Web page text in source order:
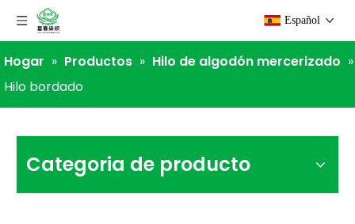
Español
Hogar » Productos » Hilo de algodón mercerizado »
Hilo bordado
Categoria de producto